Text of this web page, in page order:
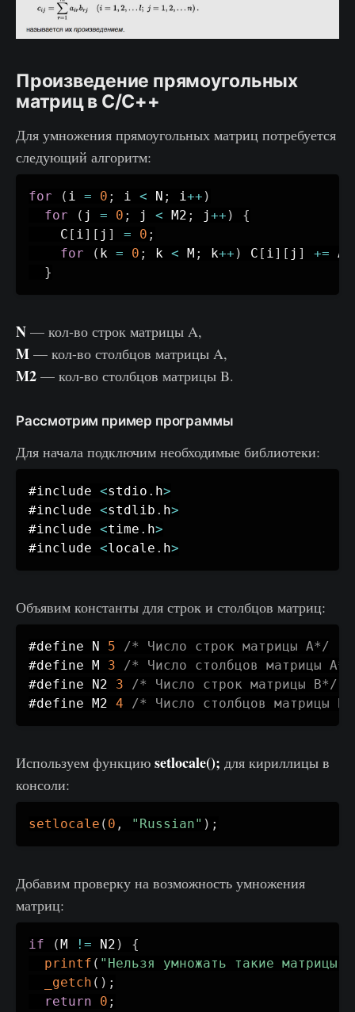
Произведение прямоугольных
матриц в C/C++
Для умножения прямоугольных матриц потребуется
следующий алгоритм:
for ( i = 0 ; i < N ; i++ )
for
( j = 0 ; j < M2 ; j++ )
{
    C
[ i] [ j ] = 0 ;
for
( k = 0 ; k < M ; k++ ) C [ i] [ j ] += A
}
N — кол-во строк матрицы A,
M — кол-во столбцов матрицы A,
M2 — кол-во столбцов матрицы B.
Рассмотрим пример программы
Для начала подключим необходимые библиотеки:
#include <stdio . h>
#include <stdlib . h>
#include <time . h>
#include <locale . h>
Объявим константы для строк и столбцов матриц:
#define N 5
/* Число строк матрицы A*/
#define M 3
/* Число столбцов матрицы A*/
#define N2 3
/* Число строк матрицы B*/
#define M2 4 /* Число столбцов матрицы
Используем функцию setlocale(); для кириллицы в
консоли:
setlocale ( 0 , "Russian" ) ;
Добавим проверку на возможность умножения
матриц:
if (M != N2 )
{
printf ( "Нельзя умножать такие матрицы"
_getch ( ) ;
return
0 ;